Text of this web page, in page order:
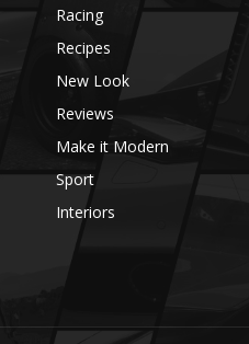
Racing
Recipes
New Look
Reviews
Make it Modern
Sport
Interiors